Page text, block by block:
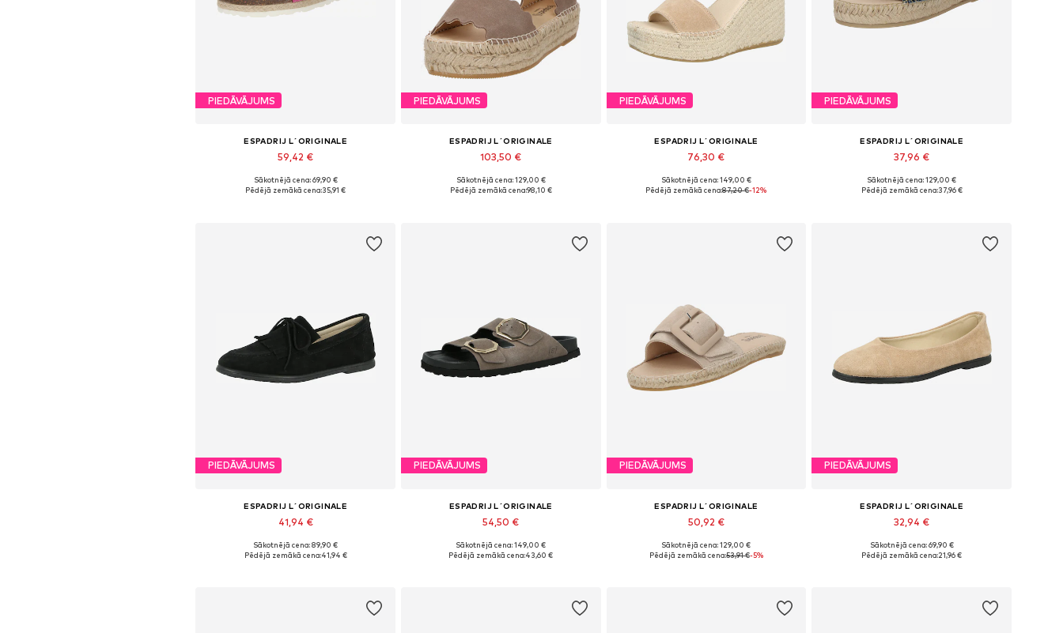
PIEDĀVĀJUMS
ESPADRIJ L´ORIGINALE
59,42 €
Pieejamie izmēri: 36, 37, 38, 40, 41, 42
Sākotnējā cena: 69,90 €
Pēdējā zemākā cena:35,91 €
PIEDĀVĀJUMS
ESPADRIJ L´ORIGINALE
103,50 €
Pieejamie izmēri: 37, 40, 42
Sākotnējā cena: 129,00 €
Pēdējā zemākā cena:98,10 €
PIEDĀVĀJUMS
ESPADRIJ L´ORIGINALE
76,30 €
Pieejamie izmēri: 38, 40, 41
Sākotnējā cena: 149,00 €
Pēdējā zemākā cena:87,20 €-12%
PIEDĀVĀJUMS
ESPADRIJ L´ORIGINALE
37,96 €
Pieejamie izmēri: 36, 37, 38, 39, 40, 41
Sākotnējā cena: 129,00 €
Pēdējā zemākā cena:37,96 €
PIEDĀVĀJUMS
ESPADRIJ L´ORIGINALE
41,94 €
Pieejamie izmēri: 37, 38
Sākotnējā cena: 89,90 €
Pēdējā zemākā cena:41,94 €
PIEDĀVĀJUMS
ESPADRIJ L´ORIGINALE
54,50 €
Pieejamie izmēri: 37, 40, 41, 42
Sākotnējā cena: 149,00 €
Pēdējā zemākā cena:43,60 €
PIEDĀVĀJUMS
ESPADRIJ L´ORIGINALE
50,92 €
Pieejamie izmēri: 38, 39, 40
Sākotnējā cena: 129,00 €
Pēdējā zemākā cena:53,91 €-5%
PIEDĀVĀJUMS
ESPADRIJ L´ORIGINALE
32,94 €
Pieejamie izmēri: 37
Sākotnējā cena: 69,90 €
Pēdējā zemākā cena:21,96 €